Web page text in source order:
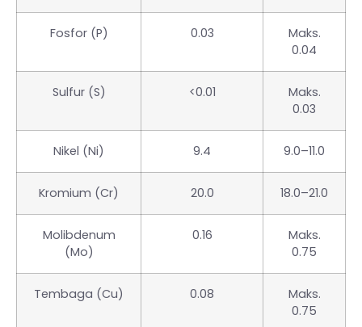
Fosfor (P) 0.03
Maks.
0.04
Sulfur (S) <0.01
Maks.
0.03
Nikel (Ni) 9.4 9.0–11.0
Kromium (Cr) 20.0 18.0–21.0
Molibdenum
(Mo)
0.16
Maks.
0.75
Tembaga (Cu) 0.08
Maks.
0.75